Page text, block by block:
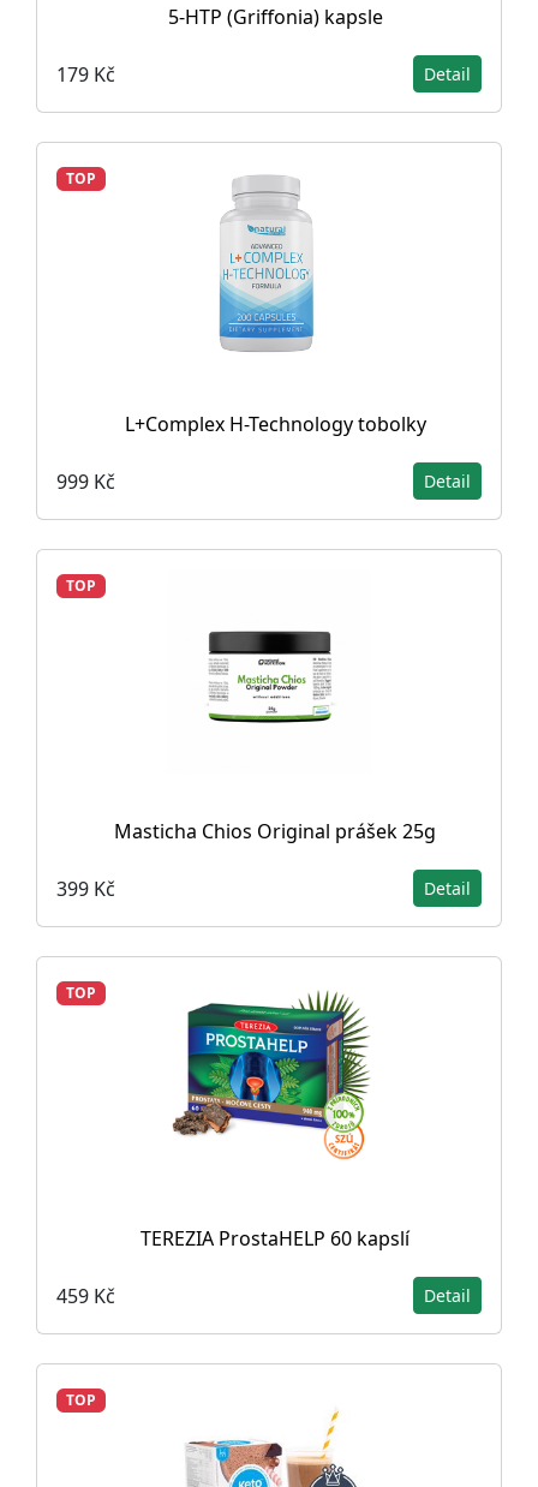
5-HTP (Griffonia) kapsle
179 Kč Detail
TOP
L+Complex H-Technology tobolky
999 Kč Detail
TOP
Masticha Chios Original prášek 25g
399 Kč Detail
TOP
TEREZIA ProstaHELP 60 kapslí
459 Kč Detail
TOP